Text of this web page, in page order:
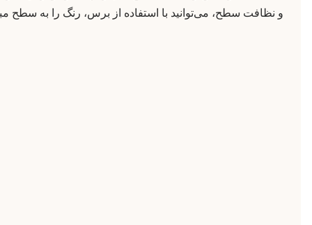
و نظافت سطح، می‌توانید با استفاده از برس، رنگ را به سطح